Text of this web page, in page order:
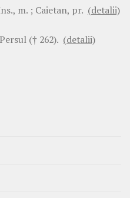
m. ; Caietan, pr. (detalii)
(† 262). (detalii)